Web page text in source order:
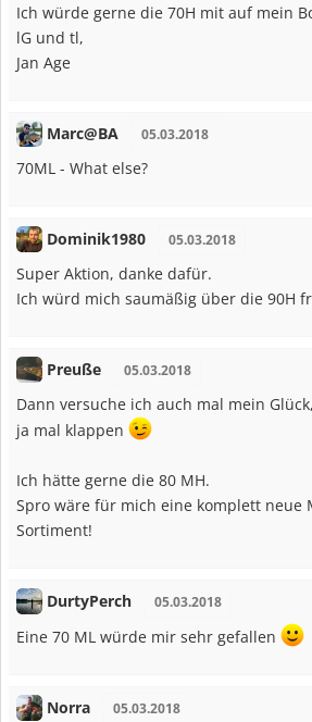
Ich würde gerne die 70H mit auf mein
lG und tl,
Jan Age
Marc@BA 05.03.2018
70ML - What else?
Dominik1980 05.03.2018
Super Aktion, danke dafür.
Ich würd mich saumäßig über die 90H
Preuße 05.03.2018
Dann versuche ich auch mal mein
ja mal klappen
Ich hätte gerne die 80 MH.
Spro wäre für mich eine komplett neue
Sortiment!
DurtyPerch 05.03.2018
Eine 70 ML würde mir sehr gefallen
Norra 05.03.2018